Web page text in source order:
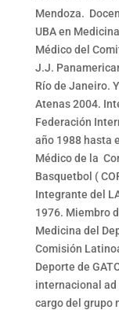
Mendoza.
UBA en
Médico del
J.J.
Río de Janeiro.
Atenas 2004.
Federación
año 1988 hasta
Médico de la
Basquetbol (
Integrante del
1976. Miembro
Medicina del
Comisión
Deporte de
internacional ad
cargo del grupo